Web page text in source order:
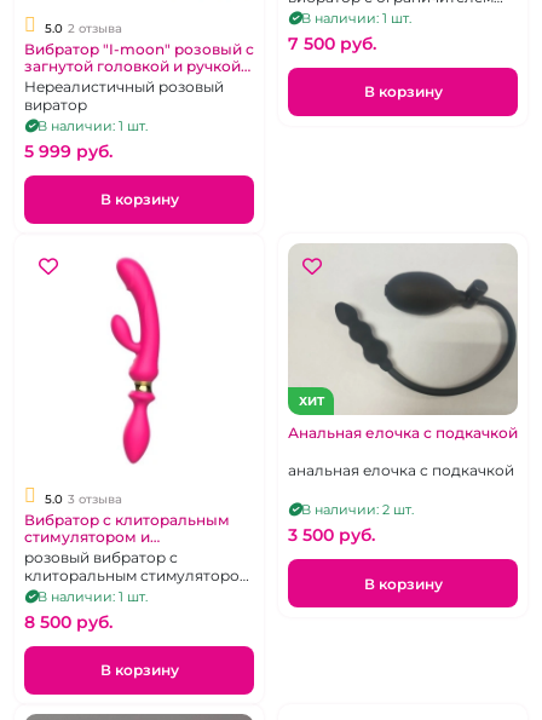
5.0 2 отзыва
Вибратор "I-moon" розовый с
загнутой головкой и ручкой
кольцом
Нереалистичный розовый
виратор
В наличии: 1 шт.
5 999 pуб.
В корзину
(клиторальным
стимулятором) в виде
мошонки
В наличии: 1 шт.
7 500 pуб.
В корзину
5.0 3 отзыва
Вибратор с клиторальным
стимулятором и
вибрирующей ручкой -
пробкой "I-Moon" розовый
розовый вибратор с
клиторальным стимулятором
и анальной пробкой -
двусторонний
В наличии: 1 шт.
8 500 pуб.
В корзину
ХИТ
Анальная елочка с подкачкой
анальная елочка с подкачкой
В наличии: 2 шт.
3 500 pуб.
В корзину